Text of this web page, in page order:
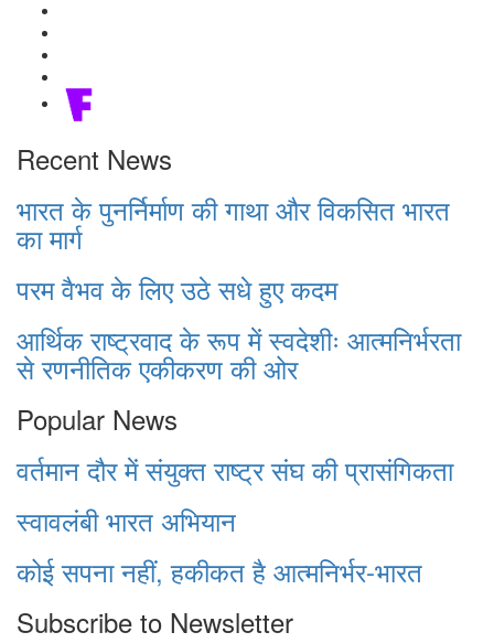
Recent News
भारत के पुनर्निर्माण की गाथा और विकसित भारत
का मार्ग
परम वैभव के लिए उठे सधे हुए कदम
आर्थिक राष्ट्रवाद के रूप में स्वदेशीः आत्मनिर्भरता
से रणनीतिक एकीकरण की ओर
Popular News
वर्तमान दौर में संयुक्त राष्ट्र संघ की प्रासंगिकता
स्वावलंबी भारत अभियान
कोई सपना नहीं, हकीकत है आत्मनिर्भर-भारत
Subscribe to Newsletter